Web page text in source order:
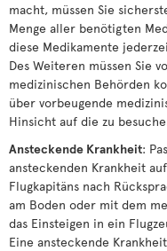
macht, müssen Sie
Menge aller benötigten
diese Medikamente
Des Weiteren müssen Sie
medizinischen Behörden
über vorbeugende
Hinsicht auf die zu
Ansteckende Krankheit:
ansteckenden Krankheit
Flugkapitäns nach
am Boden oder mit dem
das Einsteigen in ein
Eine ansteckende